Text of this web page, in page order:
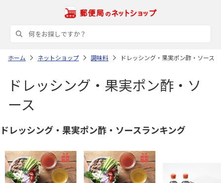
ホーム ネットショップ 調味料 ドレッシング・果実ポン酢・ソース
ドレッシング・果実ポン酢・ソ
ース
ドレッシング・果実ポン酢・ソースランキング